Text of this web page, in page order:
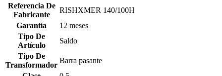
Referencia De
Fabricante
RISHXMER 140/100H
Garantía
12 meses
Tipo De
Artículo
Saldo
Tipo De
Transformador
Barra pasante